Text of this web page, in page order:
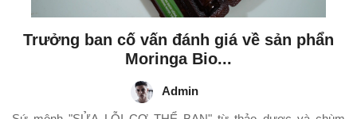
Trưởng ban cố vấn đánh giá về sản phẩn
Moringa Bio...
Admin